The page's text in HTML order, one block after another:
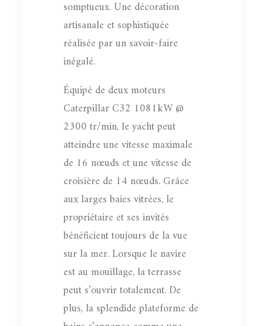
somptueux. Une décoration
artisanale et sophistiquée
réalisée par un savoir-faire
inégalé.
Équipé de deux moteurs
Caterpillar C32 1081kW @
2300 tr/min, le yacht peut
atteindre une vitesse maximale
de 16 nœuds et une vitesse de
croisière de 14 nœuds. Grâce
aux larges baies vitrées, le
propriétaire et ses invités
bénéficient toujours de la vue
sur la mer. Lorsque le navire
est au mouillage, la terrasse
peut s’ouvrir totalement. De
plus, la splendide plateforme de